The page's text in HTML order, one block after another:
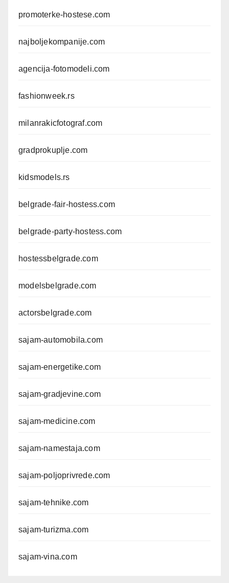
promoterke-hostese.com
najboljekompanije.com
agencija-fotomodeli.com
fashionweek.rs
milanrakicfotograf.com
gradprokuplje.com
kidsmodels.rs
belgrade-fair-hostess.com
belgrade-party-hostess.com
hostessbelgrade.com
modelsbelgrade.com
actorsbelgrade.com
sajam-automobila.com
sajam-energetike.com
sajam-gradjevine.com
sajam-medicine.com
sajam-namestaja.com
sajam-poljoprivrede.com
sajam-tehnike.com
sajam-turizma.com
sajam-vina.com